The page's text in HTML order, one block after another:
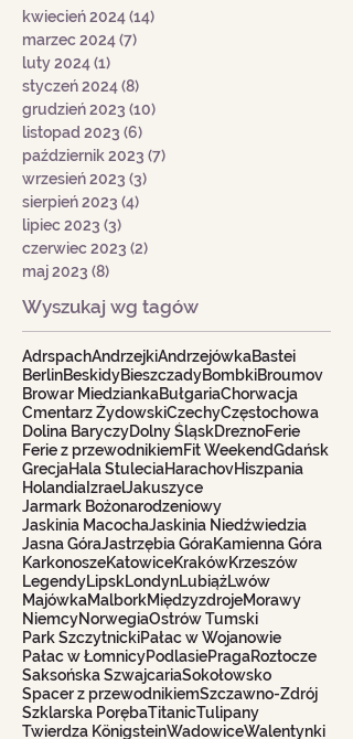
kwiecień 2024(14)
marzec 2024(7)
luty 2024(1)
styczeń 2024(8)
grudzień 2023 (10)
listopad 2023 (6)
październik 2023 (7)
wrzesień 2023 (3)
sierpień 2023 (4)
lipiec 2023 (3)
czerwiec 2023 (2)
maj 2023 (8)
Wyszukaj wg tagów
AdrspachAndrzejkiAndrzejówkaBastei
BerlinBeskidyBieszczadyBombkiBroumov
Browar MiedziankaBułgariaChorwacja
Cmentarz ŻydowskiCzechyCzęstochowa
Dolina BaryczyDolny ŚląskDreznoFerie
Ferie z przewodnikiemFit WeekendGdańsk
GrecjaHala StuleciaHarachovHiszpania
Holandia IzraelJakuszyce
Jarmark Bożonarodzeniowy
Jaskinia MacochaJaskinia Niedźwiedzia
Jasna GóraJastrzębia GóraKamienna Góra
KarkonoszeKatowiceKrakówKrzeszów
LegendyLipskLondynLubiążLwów
MajówkaMalborkMiędzyzdrojeMorawy
NiemcyNorwegiaOstrów Tumski
Park SzczytnickiPałac w Wojanowie
Pałac w ŁomnicyPodlasiePragaRoztocze
Saksońska SzwajcariaSokołowsko
Spacer z przewodnikiemSzczawno-Zdrój
Szklarska PorębaTitanicTulipany
Twierdza KönigsteinWadowiceWalentynki